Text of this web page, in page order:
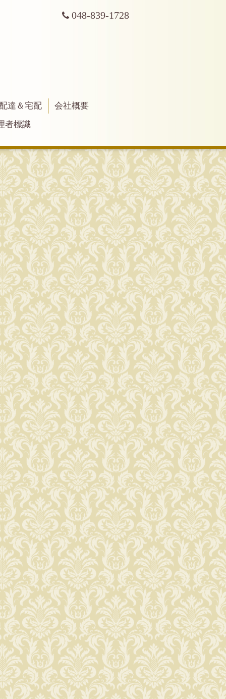
048-839-1728
達＆宅配
会社概要
者標識